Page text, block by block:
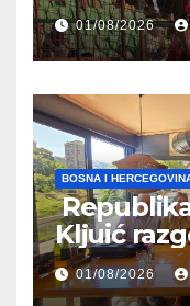
Koševu
01/08/2026
BOSNA I
Kljuić
01/08/2026